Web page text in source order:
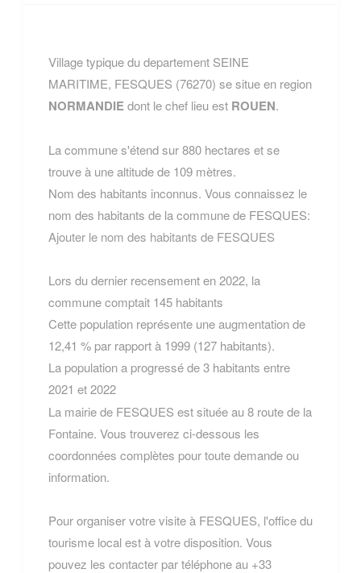
Village typique du departement SEINE
MARITIME, FESQUES (76270) se situe en region
NORMANDIEdont le chef lieu est ROUEN.
La commune s'étend sur 880 hectares et se
trouve à une altitude de 109 mètres.
Nom des habitants inconnus. Vous connaissez le
nom des habitants de la commune de FESQUES:
Ajouter le nom des habitants de FESQUES
Lors du dernier recensement en 2022, la
commune comptait 145 habitants
Cette population représente une augmentation de
12,41 % par rapport à 1999 (127 habitants).
La population a progressé de 3 habitants entre
2021 et 2022
La mairie de FESQUES est située au 8 route de la
Fontaine. Vous trouverez ci-dessous les
coordonnées complètes pour toute demande ou
information.
Pour organiser votre visite à FESQUES, l'office du
tourisme local est à votre disposition. Vous
pouvez les contacter par téléphone au +33